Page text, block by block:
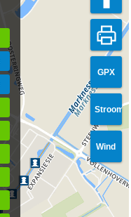
GPX
Stroom
Wind